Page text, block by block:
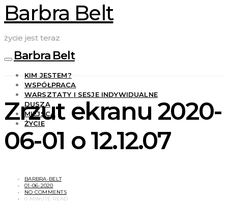
Barbra Belt
życie jest teraz
Barbra Belt
KIM JESTEM?
WSPÓŁPRACA
WARSZTATY I SESJE INDYWIDUALNE
DUSZA
MIEJSCA
ŻYCIE
Zrzut ekranu 2020-
06-01 o 12.12.07
BARBRA-BELT
01-06-2020
NO COMMENTS
0 MINUTE READ